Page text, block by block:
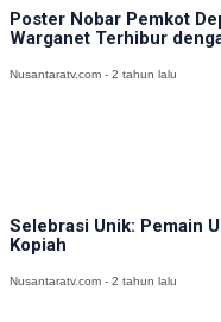
Poster Nobar Pemkot
Warganet Terhibur
Nusantaratv.com - 2 tahun lalu
Selebrasi Unik: Pemain
Kopiah
Nusantaratv.com - 2 tahun lalu